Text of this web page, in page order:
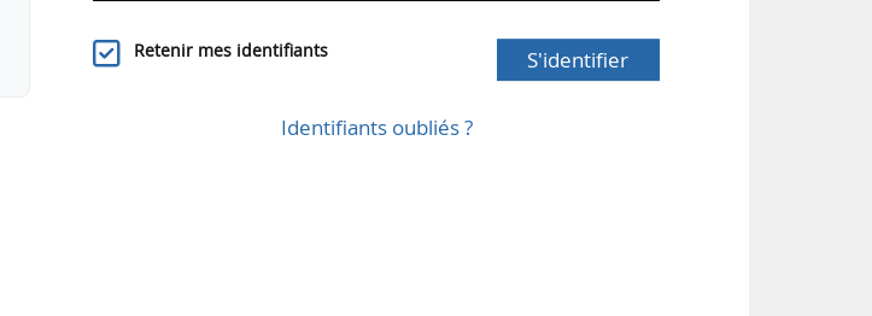
Retenir mes identifiants S'identifier
Identifiants oubliés ?